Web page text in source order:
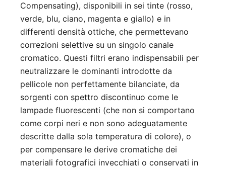
Compensating), disponibili in sei tinte (rosso,
verde, blu, ciano, magenta e giallo) e in
differenti densità ottiche, che permettevano
correzioni selettive su un singolo canale
cromatico. Questi filtri erano indispensabili per
neutralizzare le dominanti introdotte da
pellicole non perfettamente bilanciate, da
sorgenti con spettro discontinuo come le
lampade fluorescenti (che non si comportano
come corpi neri e non sono adeguatamente
descritte dalla sola temperatura di colore), o
per compensare le derive cromatiche dei
materiali fotografici invecchiati o conservati in